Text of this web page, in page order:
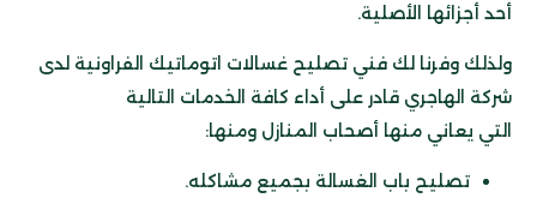
أحد أجزائها الأصلية.
ولذلك وفرنا لك فني تصليح غسالات اتوماتيك الفراونية لدى
شركة الهاجري قادر على أداء كافة الخدمات التالية
التي يعاني منها أصحاب المنازل ومنها:
تصليح باب الغسالة بجميع مشاكله.